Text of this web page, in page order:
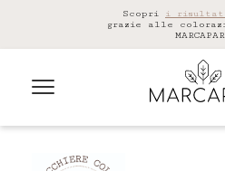
Scopri i
grazie alle